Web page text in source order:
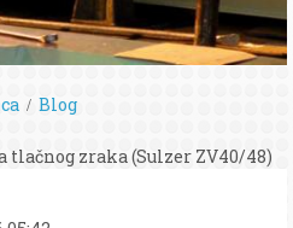
Blog
tlačnog zraka (Sulzer ZV40/48)